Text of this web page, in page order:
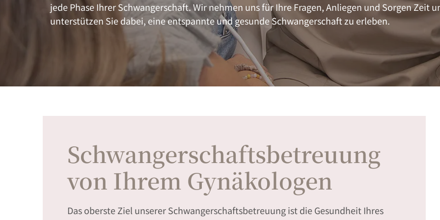
jede Phase Ihrer Schwangerschaft. Wir nehmen uns für Ihre Fragen, Anliegen und Sorgen Zeit
unterstützen Sie dabei, eine entspannte und gesunde Schwangerschaft zu erleben.
Schwangerschaftsbetreuung
von Ihrem Gynäkologen
Das oberste Ziel unserer Schwangerschaftsbetreuung ist die Gesundheit Ihres